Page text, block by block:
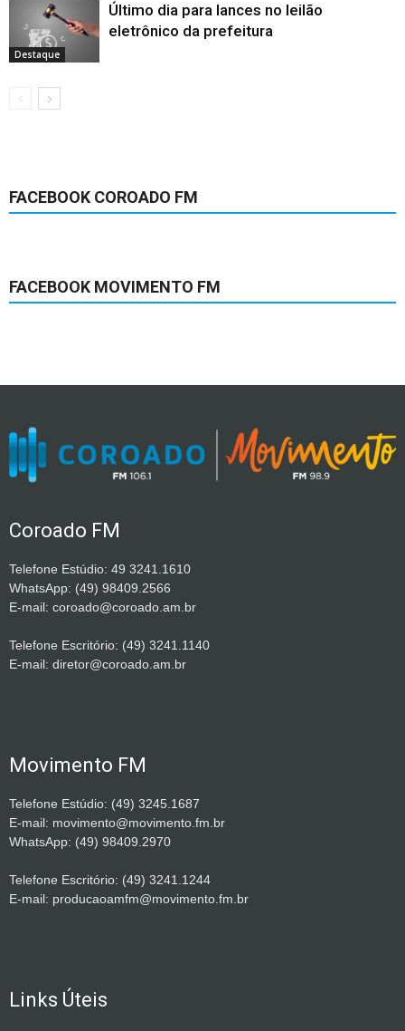
Destaque
Último dia para lances no leilão
eletrônico da prefeitura
FACEBOOK COROADO FM
FACEBOOK MOVIMENTO FM
Coroado FM
Telefone Estúdio: 49 3241.1610
WhatsApp: (49) 98409.2566
E-mail: coroado@coroado.am.br
Telefone Escritório: (49) 3241.1140
E-mail: diretor@coroado.am.br
Movimento FM
Telefone Estúdio: (49) 3245.1687
E-mail: movimento@movimento.fm.br
WhatsApp: (49) 98409.2970
Telefone Escritório: (49) 3241.1244
E-mail: producaoamfm@movimento.fm.br
Links Úteis